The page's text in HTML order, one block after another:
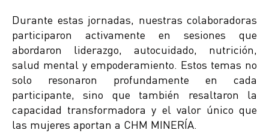
Durante estas jornadas, nuestras colaboradoras
participaron activamente en sesiones que
abordaron liderazgo, autocuidado, nutrición,
salud mental y empoderamiento. Estos temas no
solo resonaron profundamente en cada
participante, sino que también resaltaron la
capacidad transformadora y el valor único que
las mujeres aportan a CHM MINERÍA.